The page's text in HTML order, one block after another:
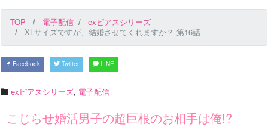
TOP 電子配信
exピアスシリーズ
XLサイズですが、結婚させてくれますか？ 第16話
Facebook Twitter LINE
exピアスシリーズ, 電子配信
こじらせ婚活男子の超巨根のお相手は俺!?